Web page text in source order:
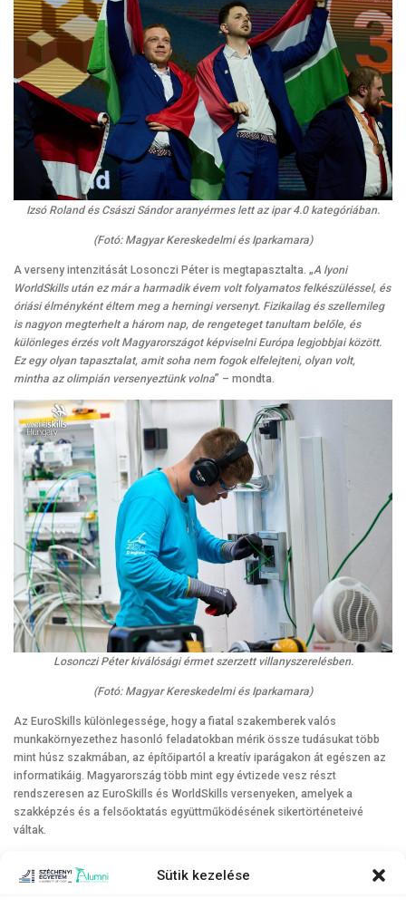
Sütik kezelése
Izsó Roland és Császi Sándor aranyérmes lett az ipar 4.0 kategóriában.
(Fotó: Magyar Kereskedelmi és Iparkamara)
A verseny intenzitását Losonczi Péter is megtapasztalta. „A lyoni
WorldSkills után ez már a harmadik évem volt folyamatos felkészüléssel, és
óriási élményként éltem meg a herningi versenyt. Fizikailag és szellemileg
is nagyon megterhelt a három nap, de rengeteget tanultam belőle, és
különleges érzés volt Magyarországot képviselni Európa legjobbjai között.
Ez egy olyan tapasztalat, amit soha nem fogok elfelejteni, olyan volt,
mintha az olimpián versenyeztünk volna” – mondta.
Losonczi Péter kiválósági érmet szerzett villanyszerelésben.
(Fotó: Magyar Kereskedelmi és Iparkamara)
Az EuroSkills különlegessége, hogy a fiatal szakemberek valós
munkakörnyezethez hasonló feladatokban mérik össze tudásukat több
mint húsz szakmában, az építőipartól a kreatív iparágakon át egészen az
informatikáig. Magyarország több mint egy évtizede vesz részt
rendszeresen az EuroSkills és WorldSkills versenyeken, amelyek a
szakképzés és a felsőoktatás együttműködésének sikertörténeteivé
váltak.